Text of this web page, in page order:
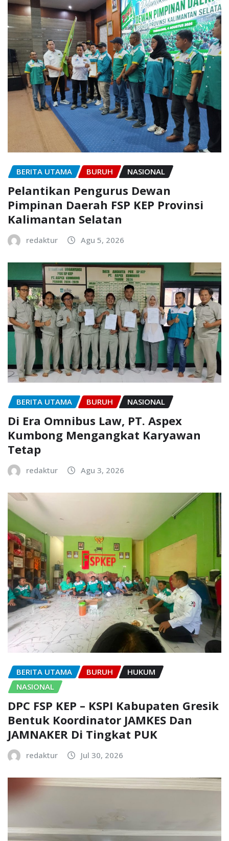
BERITA UTAMA BURUH NASIONAL
Pelantikan Pengurus Dewan
Pimpinan Daerah FSP KEP Provinsi
Kalimantan Selatan
redaktur Agu 5, 2026
BERITA UTAMA BURUH NASIONAL
Di Era Omnibus Law, PT. Aspex
Kumbong Mengangkat Karyawan
Tetap
redaktur Agu 3, 2026
BERITA UTAMA BURUH
HUKUM
NASIONAL
DPC FSP KEP – KSPI Kabupaten Gresik
Bentuk Koordinator JAMKES Dan
JAMNAKER Di Tingkat PUK
redaktur Jul 30, 2026